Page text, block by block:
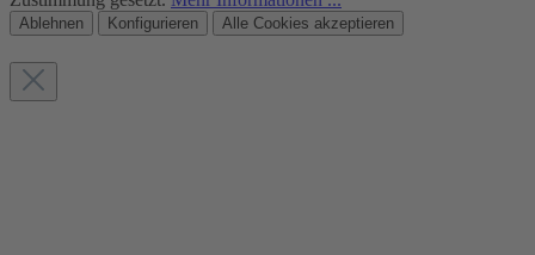
Ablehnen Konfigurieren Alle Cookies akzeptieren